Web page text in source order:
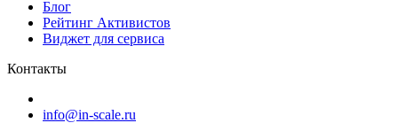
Блог
Рейтинг Активистов
Виджет для сервиса
Контакты
info@in-scale.ru